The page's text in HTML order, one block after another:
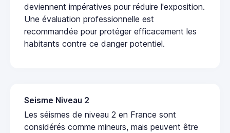
deviennent impératives pour réduire l'exposition.
Une évaluation professionnelle est
recommandée pour protéger efficacement les
habitants contre ce danger potentiel.
Seisme Niveau 2
Les séismes de niveau 2 en France sont
considérés comme mineurs, mais peuvent être